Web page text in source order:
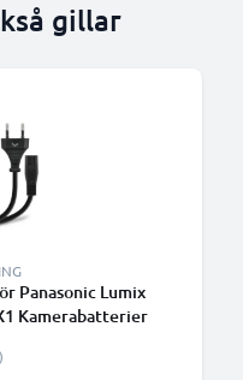
gillar
Panasonic Lumix
Kamerabatterier